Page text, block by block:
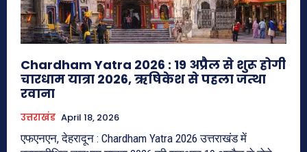
Chardham Yatra 2026 : 19 अप्रैल से शुरू होगी
चारधाम यात्रा 2026, ऋषिकेश से पहला जत्था
रवाना
उत्तराखंड April 18, 2026
एफएनएन, देहरादून : Chardham Yatra 2026 उत्तराखंड में